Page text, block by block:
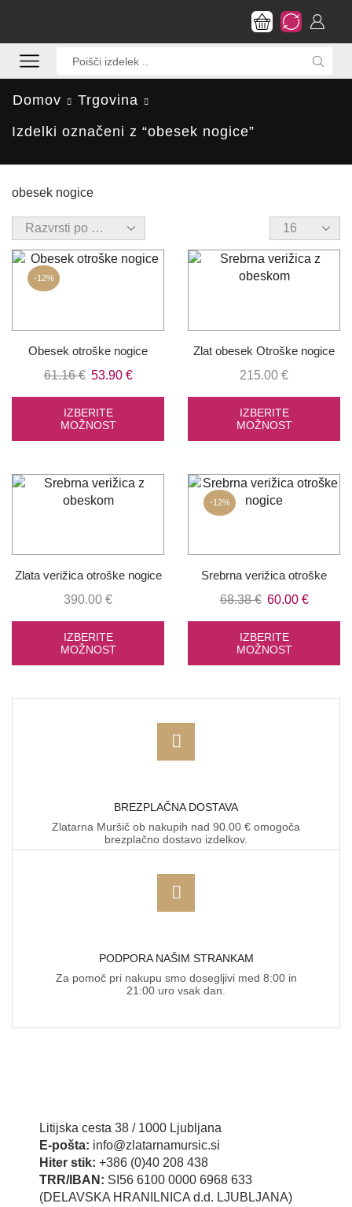
Domov
Trgovina
Izdelki označeni z “obesek nogice”
obesek nogice
Products
per
page
-12%
Obesek otroške nogice
61.16€ Izvirna
je
bila:
53.90 €Trenutna
IZBERITE
MOŽNOST
Zlat obesek Otroške nogice
215.00 €
IZBERITE
MOŽNOST
Zlata verižica otroške nogice
390.00 €
IZBERITE
MOŽNOST
-12%
Srebrna verižica otroške
nogice
68.38€ Izvirna
je
bila:
60.00 €
IZBERITE
MOŽNOST
BREZPLAČNA DOSTAVA
Zlatarna Muršič ob nakupih nad 90.00 € omogoča
brezplačno dostavo izdelkov.
PODPORA NAŠIM STRANKAM
Za pomoč pri nakupu smo dosegljivi med 8:00 in
21:00 uro vsak dan.
Litijska cesta 38 / 1000 Ljubljana
E-pošta: info@zlatarnamursic.si
Hiter stik: +386 (0)40 208 438
TRR/IBAN: SI56 6100 0000 6968 633
(DELAVSKA HRANILNICA d.d. LJUBLJANA)